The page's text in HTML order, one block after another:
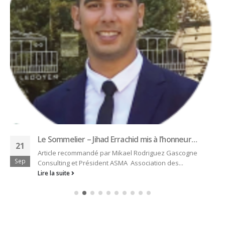
21
Sep
Le Sommelier – Jihad Errachid mis à l’honneur…
Article recommandé par Mikael Rodriguez Gascogne
Consulting et Président ASMA Association des...
Lire la suite